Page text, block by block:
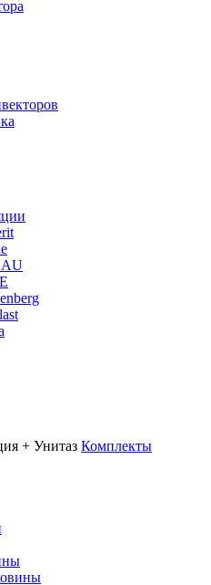
Комплекты